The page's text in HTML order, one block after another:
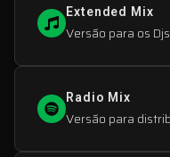
Extended Mix
Versão para os
Radio Mix
Versão para